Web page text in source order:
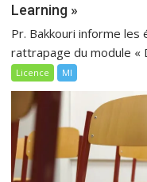
Learning »
Pr. Bakkouri informe les
rattrapage du module «
Licence MI